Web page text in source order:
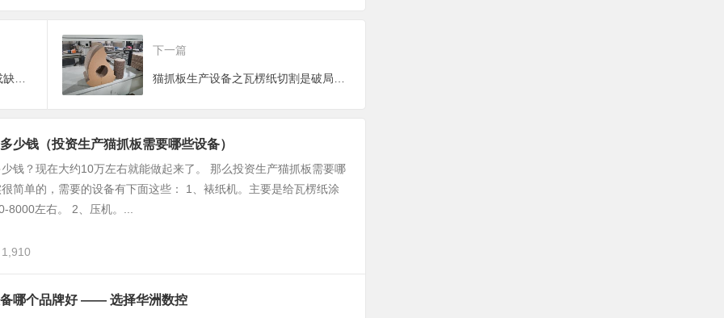
数控带锯机和数控线锯机是不可或缺的猫抓板生产设备
下一篇
猫抓板生产设备之瓦楞纸切割是破局之道，数控线锯帮助生产
少钱（投资生产猫抓板需要哪些设备）
钱？现在大约10万左右就能做起来了。 那么投资生产猫抓板需要哪
简单的，需要的设备有下面这些： 1、裱纸机。主要是给瓦楞纸涂
8000左右。 2、压机。...
1,910
哪个品牌好 —— 选择华洲数控